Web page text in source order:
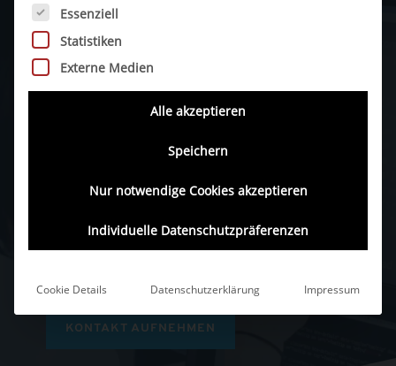
Anwendungen
Wir übernehmen die vollständige V&V Ihrer
Medizinprodukt-Software bzw. Software as a
Medical Device (SaMD):
klinische Validierungbis zur
. Als zertifizierter Software-
Dienstleister nach ISO 13485 und ISO 27001
verbinden wir tiefe Engineering-Kompetenz
KONTAKT AUFNEHMEN
Es folgt eine Liste der Service-Gruppen, für die eine
Essenziell
Statistiken
Externe Medien
Alle akzeptieren
Speichern
Nur notwendige Cookies akzeptieren
Individuelle Datenschutzpräferenzen
Cookie Details Datenschutzerklärung Impressum